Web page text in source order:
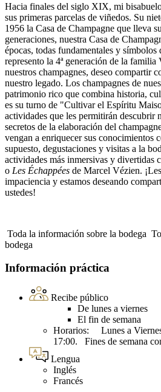
Hacia finales del siglo XIX, mi
sus primeras parcelas de viñedos. Su
1956 la Casa de Champagne que lleva
generaciones, nuestra Casa de
épocas, todas fundamentales y
represento la 4ª generación de la familia
nuestros champagnes, deseo compartir
nuestro legado. Los champagnes de
patrimonio rico que combina historia,
es su turno de "Cultivar el Espíritu
actividades que les permitirán descubrir
secretos de la elaboración del
vengan a enriquecer sus conocimientos
supuesto, degustaciones y visitas a la
actividades más inmersivas y divertidas
o Les Échappées de Marcel Vézien.
impaciencia y estamos deseando
ustedes!
Toda la información sobre la bodega
bodega
Información práctica
Recibe público
De lunes a viernes
El fin de semana
Horarios: Lunes a
17:00. Fines de semana
Lengua
Inglés
Francés